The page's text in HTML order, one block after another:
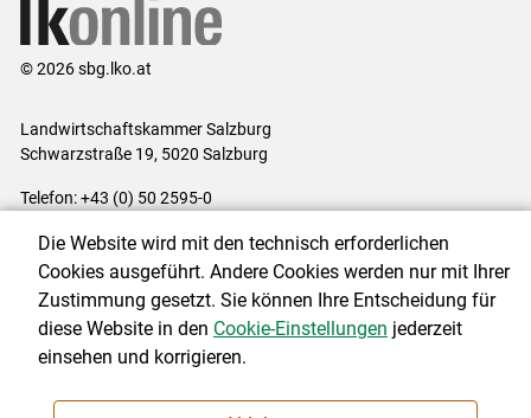
© 2026 sbg.lko.at
Landwirtschaftskammer Salzburg
Schwarzstraße 19, 5020 Salzburg
Telefon: +43 (0) 50 2595-0
Impressum|Kontakt|Datenschutzerklärung|Barrierefreiheit|
Cookie-Einstellungen
NEWSLETTER
Die Website wird mit den technisch erforderlichen
Cookies ausgeführt. Andere Cookies werden nur mit Ihrer
Zustimmung gesetzt. Sie können Ihre Entscheidung für
diese Website in den Cookie-Einstellungen jederzeit
einsehen und korrigieren.